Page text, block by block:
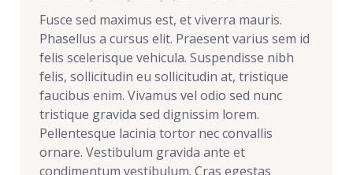
Fusce sed maximus est, et viverra mauris.
Phasellus a cursus elit. Praesent varius sem id
felis scelerisque vehicula. Suspendisse nibh
felis, sollicitudin eu sollicitudin at, tristique
faucibus enim. Vivamus vel odio sed nunc
tristique gravida sed dignissim lorem.
Pellentesque lacinia tortor nec convallis
ornare. Vestibulum gravida ante et
condimentum vestibulum. Cras egestas